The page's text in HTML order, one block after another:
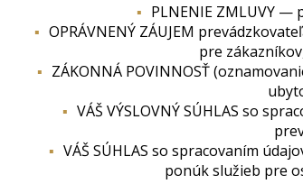
PLNENIE ZMLUVY —
OPRÁVNENÝ ZÁUJEM
pre
ZÁKONNÁ POVINNOSŤ
VÁŠ VÝSLOVNÝ SÚHLAS so
VÁŠ SÚHLAS so spracovaním
ponúk služieb pre